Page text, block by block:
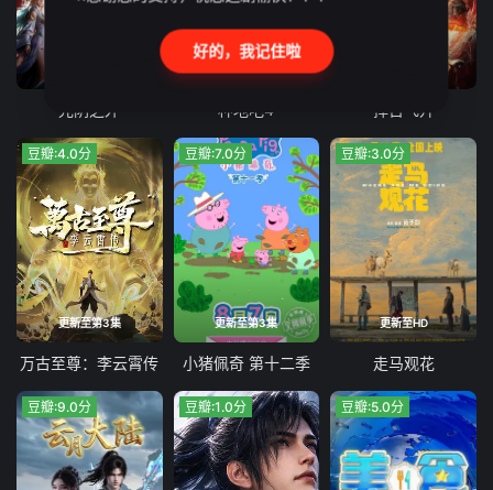
光阴之外 种地吧4 择日飞升
更新至第3集
豆瓣:4.0分
万古至尊：李云霄传
更新至第3集
豆瓣:7.0分
小猪佩奇 第十二季
更新至HD
豆瓣:3.0分
走马观花
豆瓣:9.0分 豆瓣:1.0分 豆瓣:5.0分
好的，我记住啦